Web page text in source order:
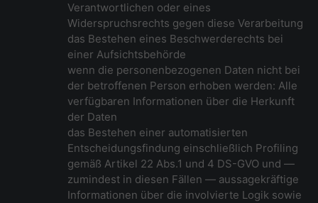
Verantwortlichen oder eines
Widerspruchsrechts gegen diese Verarbeitung
das Bestehen eines Beschwerderechts bei
einer Aufsichtsbehörde
wenn die personenbezogenen Daten nicht bei
der betroffenen Person erhoben werden: Alle
verfügbaren Informationen über die Herkunft
der Daten
das Bestehen einer automatisierten
Entscheidungsfindung einschließlich Profiling
gemäß Artikel 22 Abs.1 und 4 DS-GVO und —
zumindest in diesen Fällen — aussagekräftige
Informationen über die involvierte Logik sowie